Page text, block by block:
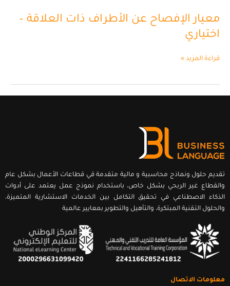
معيار الإفصاح عن الأطراف ذات العلاقة –
اختياري
العلاقة
–
اختياري
قراءة المزيد »
تقديم حلول ونماذج محاسبية و مالية متقدمة قي قطاعات الأعمال بشكل عام
والقطاع غير الربحي بشكل خاص، باستخدام نموذج عمل يعتمد على أدوات
الذكاء الاصطناعي في تحقيق التكامل بين الخدمات الاستشارية المتميزة،
والحلول التقنية المبتكرة، والتأهيل والتطوير بمعايير عالمية
معلومات الاتصال